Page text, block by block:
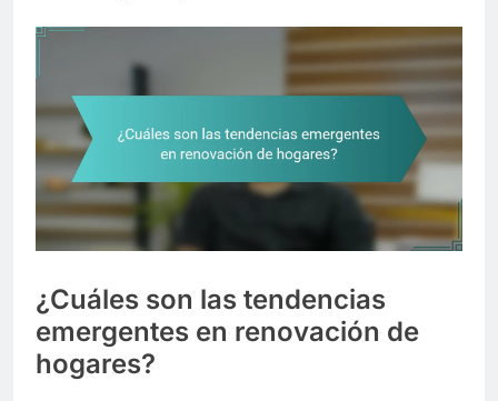
¿Cuáles son las tendencias
emergentes en renovación de
hogares?